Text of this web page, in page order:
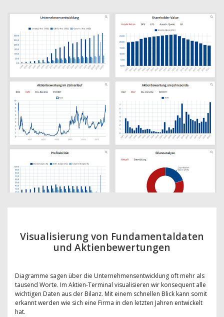
Visualisierung von Fundamentaldaten
und Aktienbewertungen
Diagramme sagen über die Unternehmensentwicklung oft mehr als
tausend Worte. Im Aktien-Terminal visualisieren wir konsequent alle
wichtigen Daten aus der Bilanz. Mit einem schnellen Blick kann somit
erkannt werden wie sich eine Firma in den letzten Jahren entwickelt
hat.